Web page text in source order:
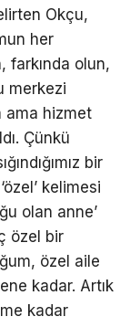
Okçu,
her
farkında olun,
merkezi
ama hizmet
Çünkü
bir
kelimesi
olan anne’
özel bir
özel aile
kadar. Artık
kadar